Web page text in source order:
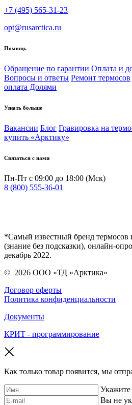
+7 (495) 565-31-23
opt@rusarctica.ru
Помощь
Обращение по гарантии Оплата и
Вопросы и ответы Ремонт термосов
оплата Долями
Узнать больше
Вакансии Блог Гравировка на
купить «Арктику»
Связаться с нами
Пн-Пт с 09:00 до 18:00 (Мск)
8 (800) 555-36-01
*Самый известный бренд термосов
(знание без подсказки), онлайн-
декабрь 2022.
© 2026 ООО «ТД «Арктика»
Договор оферты
Политика конфиденциальности
Документы
КРИТ - программирование
Как только товар появится, мы
Вы не